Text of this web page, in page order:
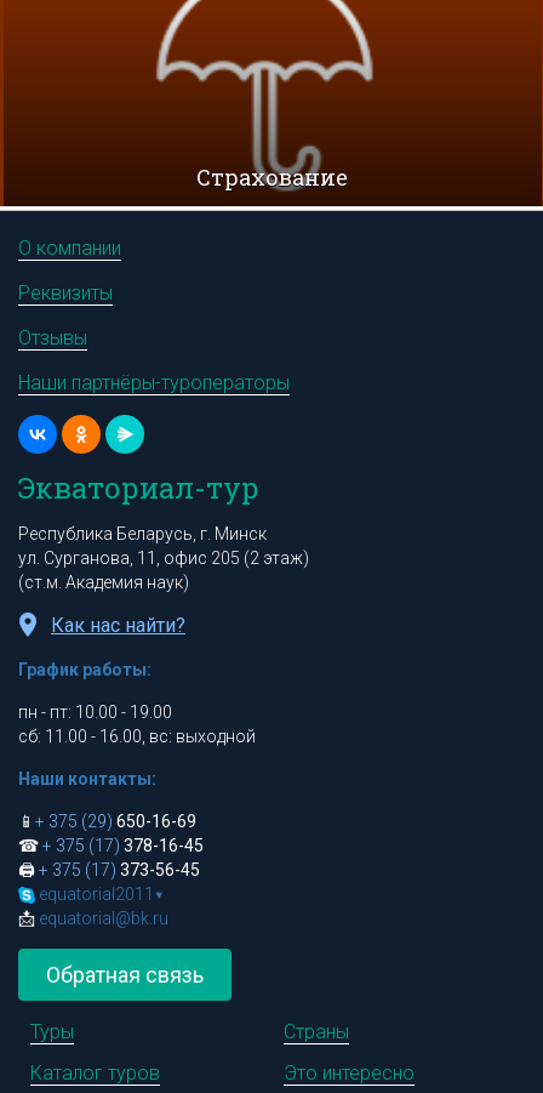
Cтрахование
О компании
Реквизиты
Отзывы
Наши партнёры-туроператоры
Экваториал-тур
Республика Беларусь, г. Минск
ул. Сурганова, 11, офис 205 (2 этаж)
(ст.м. Академия наук)
Как нас найти?
График работы:
пн - пт: 10.00 - 19.00
сб: 11.00 - 16.00, вс: выходной
Наши контакты:
📱 + 375 (29) 650-16-69
☎+ 375 (17) 378-16-45
🖨+ 375 (17) 373-56-45
equatorial2011 ▾
📩 equatorial@bk.ru
Обратная связь
Туры
Страны
Каталог туров
Это интересно